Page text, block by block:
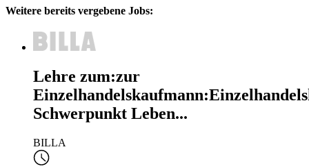
Weitere bereits vergebene Jobs:
Lehre zum:zur
Schwerpunkt Leben...
BILLA